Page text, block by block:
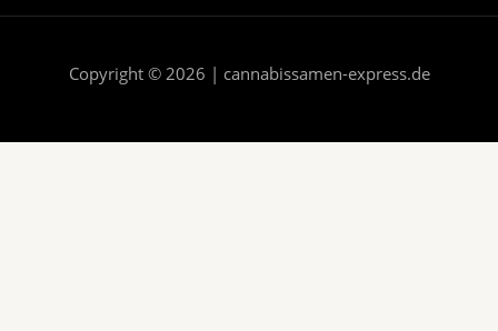
Copyright © 2026 | cannabissamen-express.de